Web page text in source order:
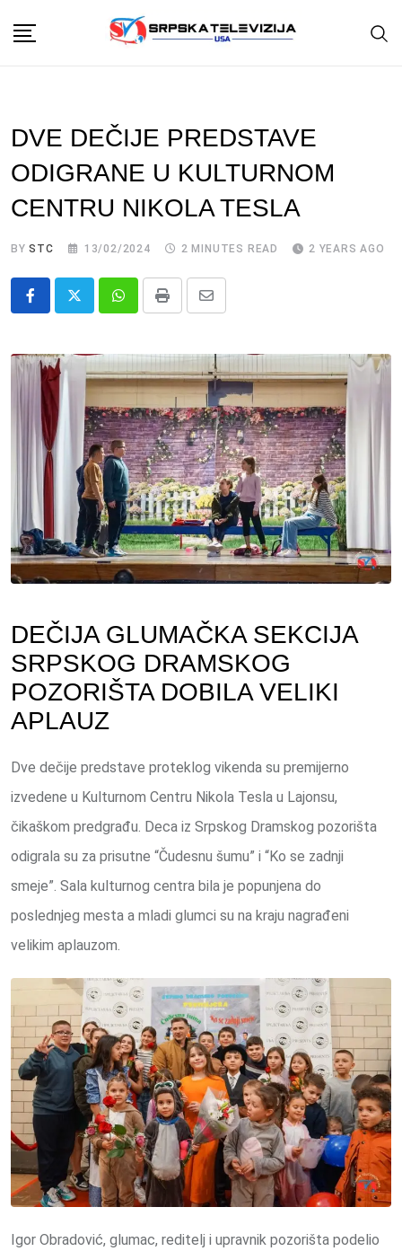
DVE DEČIJE PREDSTAVE
ODIGRANE U KULTURNOM
CENTRU NIKOLA TESLA
BYSTC 13/02/2024 2 MINUTES READ 2 YEARS AGO
Whatsapp
Print
Share
Email
DEČIJA GLUMAČKA SEKCIJA
SRPSKOG DRAMSKOG
POZORIŠTA DOBILA VELIKI
APLAUZ
Dve dečije predstave proteklog vikenda su premijerno
izvedene u Kulturnom Centru Nikola Tesla u Lajonsu,
čikaškom predgrađu. Deca iz Srpskog Dramskog pozorišta
odigrala su za prisutne “Čudesnu šumu” i “Ko se zadnji
smeje”. Sala kulturnog centra bila je popunjena do
poslednjeg mesta a mladi glumci su na kraju nagrađeni
velikim aplauzom.
Igor Obradović, glumac, reditelj i upravnik pozorišta podelio